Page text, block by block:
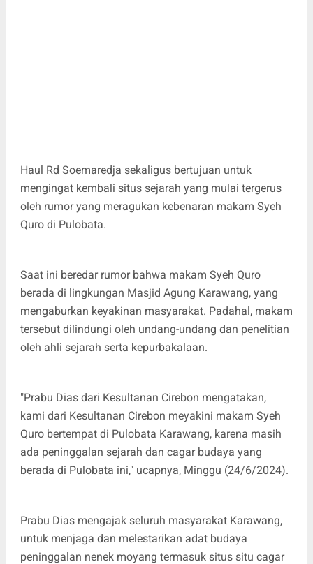
Haul Rd Soemaredja sekaligus bertujuan untuk
mengingat kembali situs sejarah yang mulai tergerus
oleh rumor yang meragukan kebenaran makam Syeh
Quro di Pulobata.
Saat ini beredar rumor bahwa makam Syeh Quro
berada di lingkungan Masjid Agung Karawang, yang
mengaburkan keyakinan masyarakat. Padahal, makam
tersebut dilindungi oleh undang-undang dan penelitian
oleh ahli sejarah serta kepurbakalaan.
"Prabu Dias dari Kesultanan Cirebon mengatakan,
kami dari Kesultanan Cirebon meyakini makam Syeh
Quro bertempat di Pulobata Karawang, karena masih
ada peninggalan sejarah dan cagar budaya yang
berada di Pulobata ini," ucapnya, Minggu (24/6/2024).
Prabu Dias mengajak seluruh masyarakat Karawang,
untuk menjaga dan melestarikan adat budaya
peninggalan nenek moyang termasuk situs situ cagar